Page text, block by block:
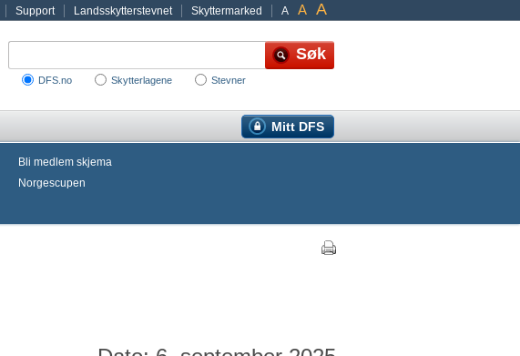
A A A
Support Landsskytterstevnet Skyttermarked
DFS.no Skytterlagene Stevner
Mitt DFS
Bli medlem skjema
Norgescupen